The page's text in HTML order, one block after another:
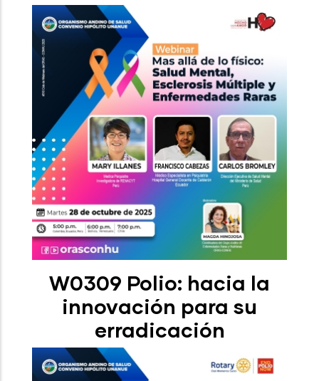
W0309 Polio: hacia la
innovación para su
erradicación